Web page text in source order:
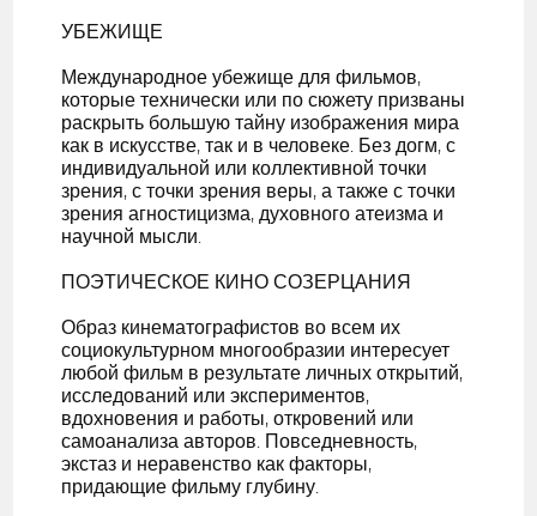
УБЕЖИЩЕ
Международное убежище для фильмов,
которые технически или по сюжету призваны
раскрыть большую тайну изображения мира
как в искусстве, так и в человеке. Без догм, с
индивидуальной или коллективной точки
зрения, с точки зрения веры, а также с точки
зрения агностицизма, духовного атеизма и
научной мысли.
ПОЭТИЧЕСКОЕ КИНО СОЗЕРЦАНИЯ
Образ кинематографистов во всем их
социокультурном многообразии интересует
любой фильм в результате личных открытий,
исследований или экспериментов,
вдохновения и работы, откровений или
самоанализа авторов. Повседневность,
экстаз и неравенство как факторы,
придающие фильму глубину.